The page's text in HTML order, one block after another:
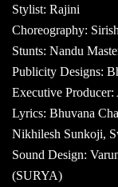
Stylist: Rajini
Choreography:
Stunts: Nandu
Publicity Designs:
Executive Producer:
Lyrics: Bhuvana
Nikhilesh Sunkoji,
Sound Design:
(SURYA)